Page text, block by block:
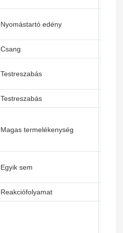
Nyomástartó edény
Csang
Testreszabás
Testreszabás
Magas termelékenység
Egyik sem
Reakciófolyamat